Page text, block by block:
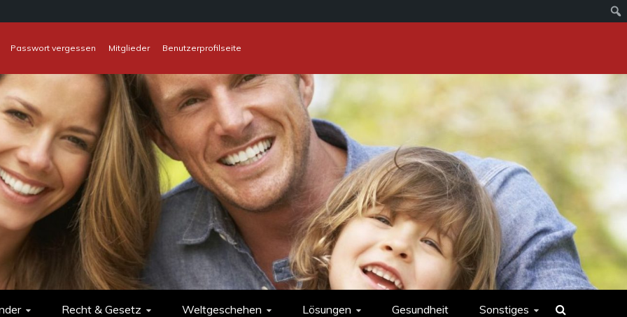
Passwort vergessen Mitglieder
Benutzerprofilseite
Recht & Gesetz Weltgeschehen Lösungen Gesundheit Sonstiges